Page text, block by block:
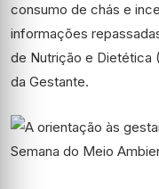
consumo de chás e
informações
de Nutrição e Dietética
da Gestante.